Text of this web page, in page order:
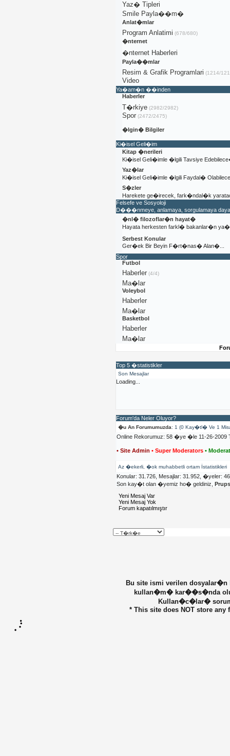
Yaz� Tipleri
Smile Payla��m�
Anlat�mlar
Program Anlatimi (678/680)
�nternet
�nternet Haberleri
Payla��mlar
Resim & Grafik Programlari (1214/
Video
Ya�am�n ��inden
Haberler
T�rkiye(2982/2982)
Spor(2472/2475)
�lgin� Bilgiler
Ki�isel Geli�im
Kitap �nerileri
Ki�isel Geli�imle �lgili Tavsiye
Yaz�lar
Ki�isel Geli�imle �lgili Faydal�
S�zler
Harekete ge�irecek, fark�ndal�k
Felsefe ve Sosyoloji
D���nmeye, anlamaya, sorgulamaya
�nl� filozoflar�n hayat�
Hayata herkesten farkl� bakanlar�n
Serbest Konular
Ger�ek Bir Beyin F�rt�nas� Alan�...
Spor
Futbol
Haberler(4/4)
Ma�lar
Voleybol
Haberler
Ma�lar
Basketbol
Haberler
Ma�lar
Top 5 �statistikler
Son Mesajlar
Loading...
Forum'da Neler Oluyor?
�u An Forumumuzda: 1 (0 Kay�tl� Ve 1
Online Rekorumuz: 58 �ye �le 11-26-
• Site Admin • Super Moderators •
Az �ekerli, �ok muhabbetli ortam İstatistikleri
Konular: 31.726, Mesajlar: 31.952, �yeler:
Son kay�t olan �yemiz ho� geldiniz,
Yeni Mesaj Var
Yeni Mesaj Yok
Forum kapatılmıştır
Bu site ismi verilen
kullan�m� kar��s�nda
Kullan�c�lar�
* This site does NOT store